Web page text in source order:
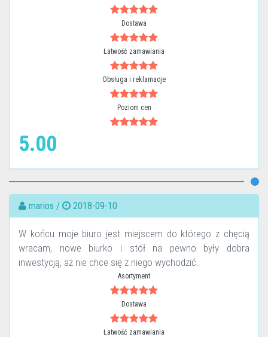
Dostawa
Łatwość zamawiania
Obsługa i reklamacje
Poziom cen
5.00
marios / 2018-09-10
W końcu moje biuro jest miejscem do którego z chęcią
wracam, nowe biurko i stół na pewno były dobra
inwestycją, aż nie chce się z niego wychodzić.
Asortyment
Dostawa
Łatwość zamawiania